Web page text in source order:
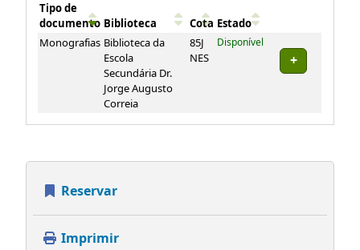
Exemplares
Tipo de
documento Biblioteca Cota Estado
Monografias Biblioteca da
Escola
Secundária Dr.
Jorge Augusto
Correia
85J
NES
Disponível
Reservar
Imprimir